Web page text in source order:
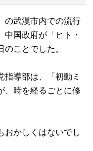
の武漢市内での流行
国政府が「ヒト・
ことでした。
指導部は、「初動ミ
、時を経るごとに修
おかしくはないでし